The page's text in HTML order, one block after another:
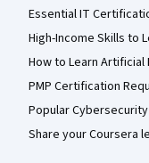
Essential IT
High-Income Skills to
How to Learn
PMP Certification
Popular
Share your Coursera